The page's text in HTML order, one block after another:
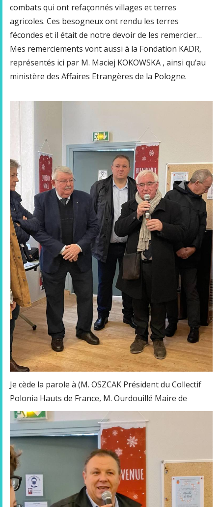
combats qui ont refaçonnés villages et terres
agricoles. Ces besogneux ont rendu les terres
fécondes et il était de notre devoir de les remercier…
Mes remerciements vont aussi à la Fondation KADR,
représentés ici par M. Maciej KOKOWSKA , ainsi qu’au
ministère des Affaires Etrangères de la Pologne.
Je cède la parole à (M. OSZCAK Président du Collectif
Polonia Hauts de France, M. Ourdouillé Maire de